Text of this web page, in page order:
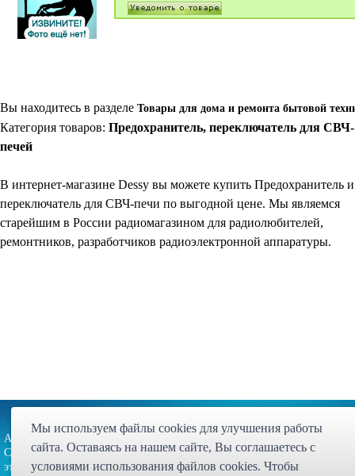
Вы находитесь в разделе Товары для дома и ремонта бытовой
Категория товаров: Предохранитель, переключатель для СВЧ-
печей
В интернет-магазине Dessy вы можете купить Предохранитель и
переключатель для СВЧ-печи по выгодной цене. Мы являемся
старейшим в России радиомагазином для радиолюбителей,
ремонтников, разработчиков радиоэлектронной аппаратуры.
Мы используем файлы cookies для улучшения работы
сайта. Оставаясь на нашем сайте, Bы соглашаетесь с
условиями использования файлов cookies. Чтобы
Адрес: 107023, г. Москва, ул. Малая
Семёновская, д. 3А, стр. 1, 5-й
этаж, офис 513
© 1998 - 2026